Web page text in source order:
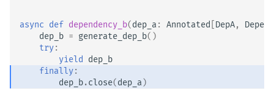
async def dependency_b(dep_a : Annotated DepA,
dep_b = generate_dep_b()
try:
yield dep_b
finally:
dep_b.close(dep_a )